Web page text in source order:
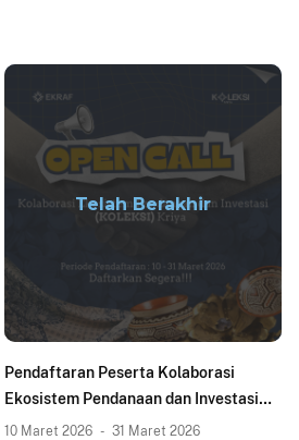
Telah Berakhir
Pendaftaran Peserta Kolaborasi
Ekosistem Pendanaan dan Investasi
(KOLEKSI) KRIYA 2026
10 Maret 2026 - 31 Maret 2026